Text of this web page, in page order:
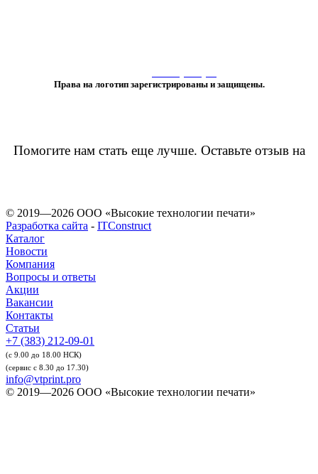
Права на логотип зарегистрированы и защищены.
Помогите нам стать еще лучше. Оставьте отзыв на
© 2019—2026 ООО «Высокие технологии печати»
Разработка сайта - ITConstruct
Каталог
Новости
Компания
Вопросы и ответы
Акции
Вакансии
Контакты
Статьи
+7 (383) 212-09-01
(с 9.00 до 18.00 НСК)
(сервис с 8.30 до 17.30)
info@vtprint.pro
© 2019—2026 ООО «Высокие технологии печати»